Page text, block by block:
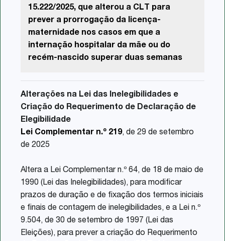
15.222/2025, que alterou a CLT para
prever a prorrogação da licença-
maternidade nos casos em que a
internação hospitalar da mãe ou do
recém-nascido superar duas semanas
Alterações na Lei das Inelegibilidades e
Criação do Requerimento de Declaração de
Elegibilidade
Lei Complementar n.º 219, de 29 de setembro
de 2025
Altera a Lei Complementar n.º 64, de 18 de maio de
1990 (Lei das Inelegibilidades), para modificar
prazos de duração e de fixação dos termos iniciais
e finais de contagem de inelegibilidades, e a Lei n.º
9.504, de 30 de setembro de 1997 (Lei das
Eleições), para prever a criação do Requerimento